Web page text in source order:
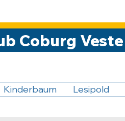
Coburg Veste
Kinderbaum Lesipold